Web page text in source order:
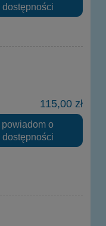
dostępności
115,00 zł
powiadom o
dostępności